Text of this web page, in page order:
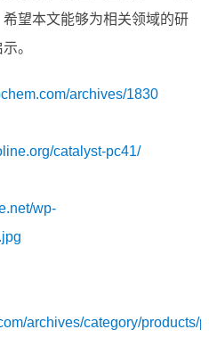
望本文能够为相关领域的研
。
archives/1830
catalyst-pc41/
wp-
archives/category/products/